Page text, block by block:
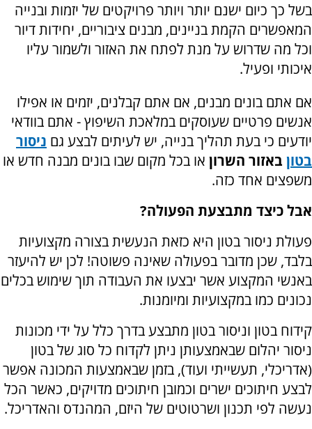
בשל כך כיום ישנם יותר ויותר פרויקטים של יזמות ובנייה
המאפשרים הקמת בניינים, מבנים ציבוריים, יחידות דיור
וכל מה שדרוש על מנת לפתח את האזור ולשמור עליו
איכותי ופעיל.
אם אתם בונים מבנים, אם אתם קבלנים, יזמים או אפילו
אנשים פרטיים שעוסקים במלאכת השיפוץ - אתם בוודאי
יודעים כי בעת תהליך בנייה, יש לעיתים לבצע גם ניסור
בטון באזור השרון או בכל מקום שבו בונים מבנה חדש או
משפצים אחד כזה.
אבל כיצד מתבצעת הפעולה?
פעולת ניסור בטון היא כזאת הנעשית בצורה מקצועיות
בלבד, שכן מדובר בפעולה שאינה פשוטה! לכן יש להיעזר
באנשי המקצוע אשר יבצעו את העבודה תוך שימוש בכלים
נכונים כמו במקצועיות ומיומנות.
קידוח בטון וניסור בטון מתבצע בדרך כלל על ידי מכונות
ניסור יהלום שבאמצעותן ניתן לקדוח כל סוג של בטון
(אדריכלי, תעשייתי ועוד), בזמן שבאמצעות המכונה אפשר
לבצע חיתוכים ישרים וכמובן חיתוכים מדויקים, כאשר הכל
נעשה לפי תכנון ושרטוטים של היזם, המהנדס והאדריכל.